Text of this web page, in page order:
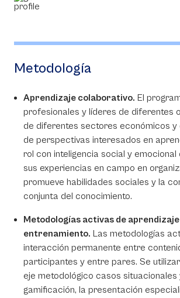
Metodología
Aprendizaje colaborativo. El
profesionales y líderes de diferentes
de diferentes sectores económicos y
de perspectivas interesados en
rol con inteligencia social y
sus experiencias en campo en
promueve habilidades sociales y la
conjunta del conocimiento.
Metodologías activas de
entrenamiento. Las metodologías
interacción permanente entre
participantes y entre pares. Se
eje metodológico casos situacionales
gamificación, la presentación